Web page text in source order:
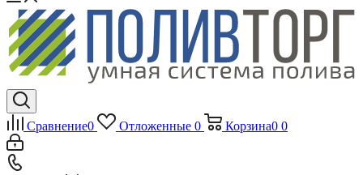
Сравнение0 Отложенные 0 Корзина0 0